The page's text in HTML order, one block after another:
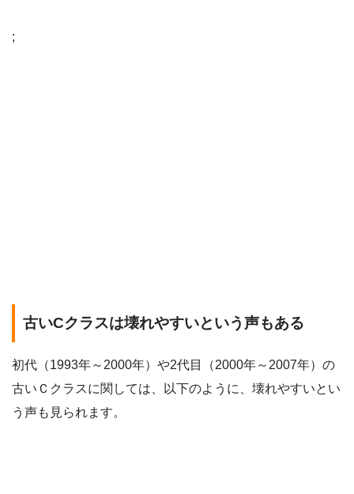
;
古いCクラスは壊れやすいという声もある
初代（1993年～2000年）や2代目（2000年～2007年）の
古いＣクラスに関しては、以下のように、壊れやすいとい
う声も見られます。